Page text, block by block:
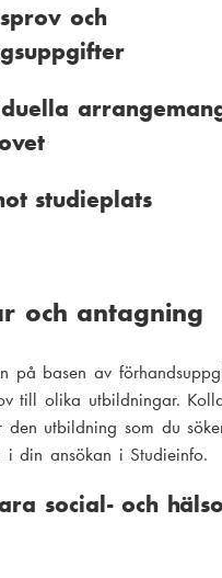
och
studieplats
och antagning
på basen av
till olika utbildningar.
utbildning som du
din ansökan i Studieinfo.
social- och